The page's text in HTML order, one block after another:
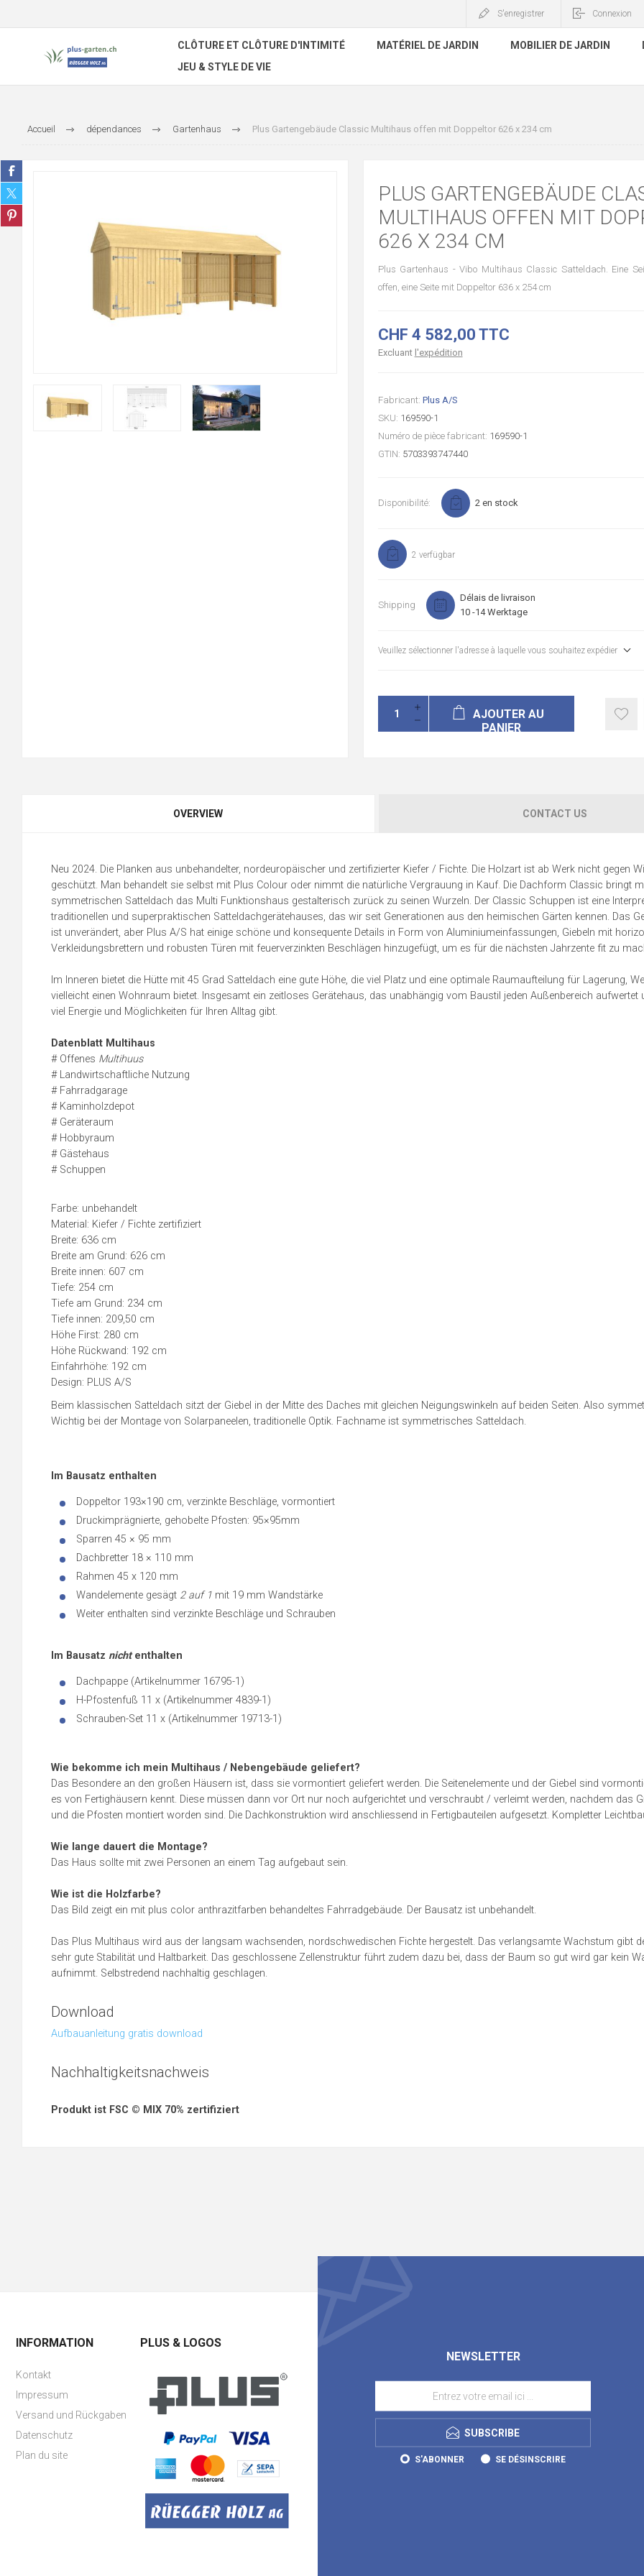
S'enregistrer Connexion
CLÔTURE ET CLÔTURE D'INTIMITÉ MATÉRIEL DE JARDIN MOBILIER DE JARDIN
JEU & STYLE DE VIE
Accueil dépendances Gartenhaus Plus Gartengebäude Classic Multihaus offen mit Doppeltor 626 x 234 cm
PLUS GARTENGEBÄUDE
MULTIHAUS OFFEN MIT
626 X 234 CM
Plus Gartenhaus - Vibo Multihaus Classic Satteldach. Eine
offen, eine Seite mit Doppeltor 636 x 254 cm
CHF 4 582,00 TTC
Excluant l'expédition
Fabricant: Plus A/S
SKU: 169590-1
Numéro de pièce fabricant: 169590-1
GTIN: 5703393747440
Disponibilité: 2 en stock
2 verfügbar
Shipping
Délais de livraison
10 -14 Werktage
Veuillez sélectionner l'adresse à laquelle vous souhaitez expédier
AJOUTER AU
PANIER
OVERVIEW CONTACT US
Neu 2024. Die Planken aus unbehandelter, nordeuropäischer und zertifizierter Kiefer / Fichte. Die Holzart ist ab Werk nicht gegen
geschützt. Man behandelt sie selbst mit Plus Colour oder nimmt die natürliche Vergrauung in Kauf. Die Dachform Classic bringt
symmetrischen Satteldach das Multi Funktionshaus gestalterisch zurück zu seinen Wurzeln. Der Classic Schuppen ist eine
traditionellen und superpraktischen Satteldachgerätehauses, das wir seit Generationen aus den heimischen Gärten kennen. Das
ist unverändert, aber Plus A/S hat einige schöne und konsequente Details in Form von Aluminiumeinfassungen, Giebeln mit
Verkleidungsbrettern und robusten Türen mit feuerverzinkten Beschlägen hinzugefügt, um es für die nächsten Jahrzente fit zu
Im Inneren bietet die Hütte mit 45 Grad Satteldach eine gute Höhe, die viel Platz und eine optimale Raumaufteilung für Lagerung,
vielleicht einen Wohnraum bietet. Insgesamt ein zeitloses Gerätehaus, das unabhängig vom Baustil jeden Außenbereich aufwertet
viel Energie und Möglichkeiten für Ihren Alltag gibt.
Datenblatt Multihaus
# Offenes Multihuus
# Landwirtschaftliche Nutzung
# Fahrradgarage
# Kaminholzdepot
# Geräteraum
# Hobbyraum
# Gästehaus
# Schuppen
Farbe: unbehandelt
Material: Kiefer / Fichte zertifiziert
Breite: 636 cm
Breite am Grund: 626 cm
Breite innen: 607 cm
Tiefe: 254 cm
Tiefe am Grund: 234 cm
Tiefe innen: 209,50 cm
Höhe First: 280 cm
Höhe Rückwand: 192 cm
Einfahrhöhe: 192 cm
Design: PLUS A/S
Beim klassischen Satteldach sitzt der Giebel in der Mitte des Daches mit gleichen Neigungswinkeln auf beiden Seiten. Also
Wichtig bei der Montage von Solarpaneelen, traditionelle Optik. Fachname ist symmetrisches Satteldach.
Im Bausatz enthalten
Doppeltor 193×190 cm, verzinkte Beschläge, vormontiert
Druckimprägnierte, gehobelte Pfosten: 95×95mm
Sparren 45 × 95 mm
Dachbretter 18 × 110 mm
Rahmen 45 x 120 mm
Wandelemente gesägt 2 auf 1 mit 19 mm Wandstärke
Weiter enthalten sind verzinkte Beschläge und Schrauben
Im Bausatz nichtenthalten
Dachpappe (Artikelnummer 16795-1)
H-Pfostenfuß 11 x (Artikelnummer 4839-1)
Schrauben-Set 11 x (Artikelnummer 19713-1)
Wie bekomme ich mein Multihaus / Nebengebäude geliefert?
Das Besondere an den großen Häusern ist, dass sie vormontiert geliefert werden. Die Seitenelemente und der Giebel sind
es von Fertighäusern kennt. Diese müssen dann vor Ort nur noch aufgerichtet und verschraubt / verleimt werden, nachdem das
und die Pfosten montiert worden sind. Die Dachkonstruktion wird anschliessend in Fertigbauteilen aufgesetzt. Kompletter
Wie lange dauert die Montage?
Das Haus sollte mit zwei Personen an einem Tag aufgebaut sein.
Wie ist die Holzfarbe?
Das Bild zeigt ein mit plus color anthrazitfarben behandeltes Fahrradgebäude. Der Bausatz ist unbehandelt.
Das Plus Multihaus wird aus der langsam wachsenden, nordschwedischen Fichte hergestelt. Das verlangsamte Wachstum gibt
sehr gute Stabilität und Haltbarkeit. Das geschlossene Zellenstruktur führt zudem dazu bei, dass der Baum so gut wird gar kein
aufnimmt. Selbstredend nachhaltig geschlagen.
Download
Aufbauanleitung gratis download
Nachhaltigkeitsnachweis
Produkt ist FSC © MIX 70% zertifiziert
NEWSLETTER
SUBSCRIBE
S'ABONNER SE DÉSINSCRIRE
INFORMATION
Kontakt
Impressum
Versand und Rückgaben
Datenschutz
Plan du site
PLUS & LOGOS